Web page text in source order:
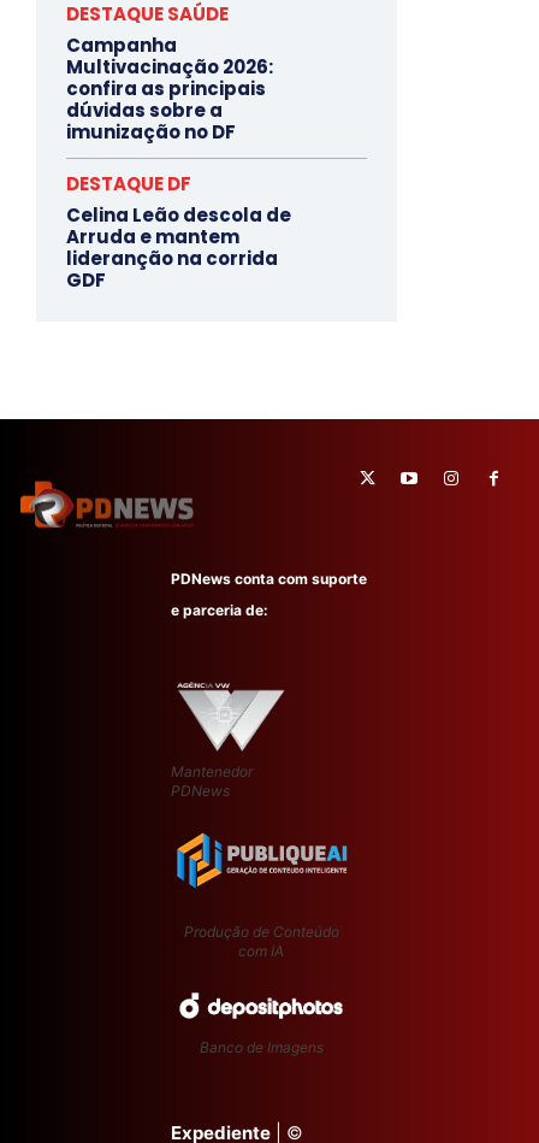
DESTAQUE SAÚDE
Campanha
Multivacinação 2026:
confira as principais
dúvidas sobre a
imunização no DF
DESTAQUE DF
Celina Leão descola de
Arruda e mantem
lideranção na corrida
GDF
PDNews conta com suporte
e parceria de:
Mantenedor
PDNews
Produção de Conteúdo
com IA
Banco de Imagens
Expediente | ©